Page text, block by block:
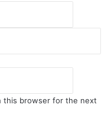
this browser for the next